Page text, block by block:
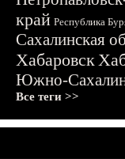
край Республика
Сахалинская
Хабаровск
Южно-
Все теги >>